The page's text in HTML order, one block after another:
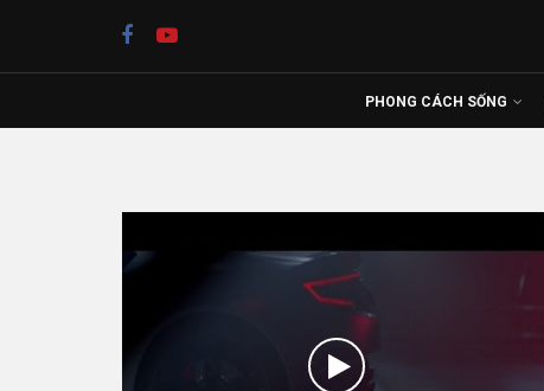
PHONG CÁCH SỐNG